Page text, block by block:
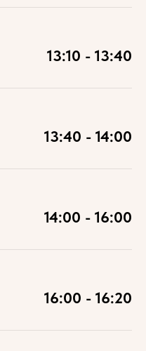
13:10 - 13:40
13:40 - 14:00
14:00 - 16:00
16:00 - 16:20